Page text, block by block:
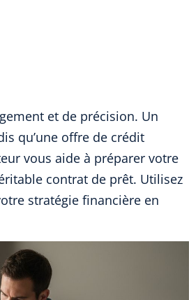
et de précision. Un
qu’une offre de crédit
vous aide à préparer votre
contrat de prêt. Utilisez
stratégie financière en